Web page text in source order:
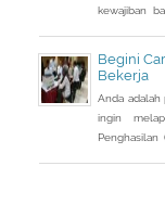
kewajiban
pengusutan
Begini
Bekerja
Anda adalah
ingin